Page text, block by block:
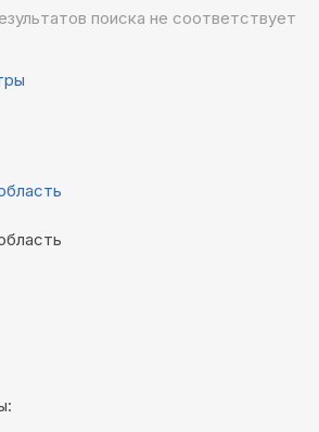
поиска не соответствует